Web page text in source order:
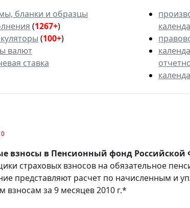
бланки и образцы
(1267+)
(100+)
валют
ставка
взносы в Пенсионный фонд Российской
страховых взносов на обязательное
представляют расчет по начисленным и
взносам за 9 месяцев 2010 г.*